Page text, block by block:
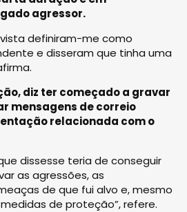
agressor.
definiram-me como
e disseram que tinha uma
diz ter começado a gravar
mensagens de correio
relacionada com o
dissesse teria de conseguir
as agressões, as
de que fui alvo e, mesmo
de proteção”, refere.